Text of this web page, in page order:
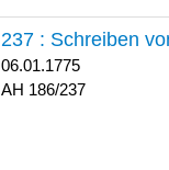
237 : Schreiben
06.01.1775
186/237